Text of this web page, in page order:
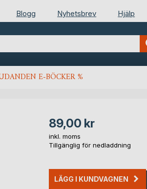
Blogg Nyhetsbrev Hjälp
E-BÖCKER %
89,00 kr
inkl. moms
Tillgänglig för nedladdning
LÄGG I KUNDVAGNEN